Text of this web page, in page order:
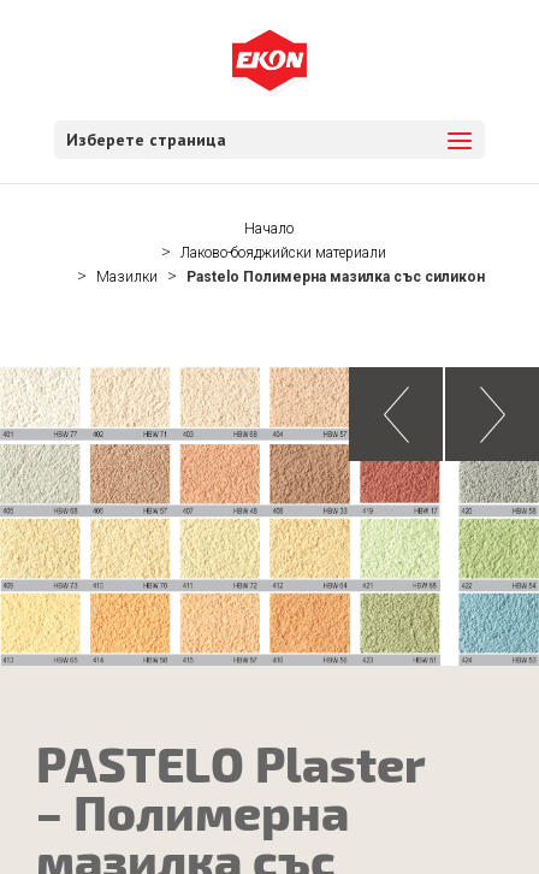
Изберете страница
Начало
Лаково-бояджийски материали
Мазилки
Pastelo Полимерна мазилка със силикон
PASTELO Plaster
– Полимерна
мазилка със